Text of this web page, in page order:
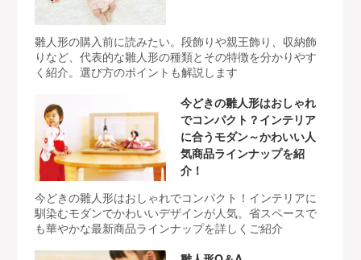
雛人形の購入前に読みたい。段飾りや親王飾り、収納飾
りなど、代表的な雛人形の種類とその特徴を分かりやす
く紹介。選び方のポイントも解説します
今どきの雛人形はおしゃれ
でコンパクト？インテリア
に合うモダン～かわいい人
気商品ラインナップを紹
介！
今どきの雛人形はおしゃれでコンパクト！インテリアに
馴染むモダンでかわいいデザインが人気。省スペースで
も華やかな最新商品ラインナップを詳しくご紹介